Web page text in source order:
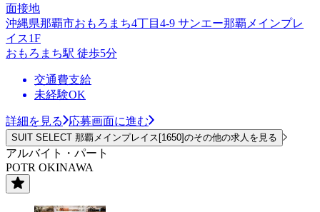
面接地
沖縄県那覇市おもろまち4丁目4-9 サンエー那覇メインプレ
イス1F
おもろまち駅 徒歩5分
交通費支給
未経験OK
詳細を見る 応募画面に進む
SUIT SELECT 那覇メインプレイス[1650]のその他の求人を見る
アルバイト・パート
POTR OKINAWA